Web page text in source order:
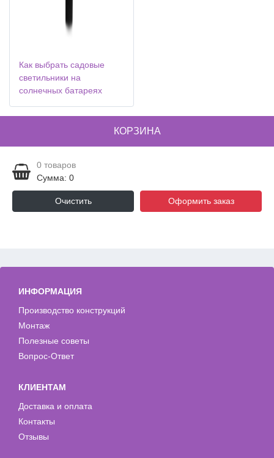
Как выбрать садовые
светильники на
солнечных батареях
КОРЗИНА
0 товаров
Сумма: 0
Очистить Оформить заказ
ИНФОРМАЦИЯ
Производство конструкций
Монтаж
Полезные советы
Вопрос-Ответ
КЛИЕНТАМ
Доставка и оплата
Контакты
Отзывы